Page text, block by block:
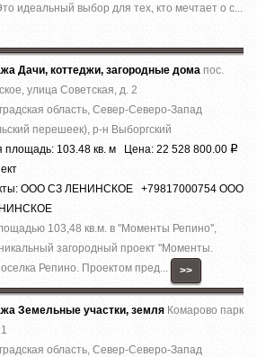
идеальный выбор для тех, кто мечтает о с...
Дачи, коттеджи, загородные дома пос.
улица Советская, д. 2
область, Север-Северо-Запад
перешеек), р-н Выборгский
103.48 кв. м Цена: 22 528 800.00 Р
ООО СЗ ЛЕНИНСКОЕ +79817000754 ООО
103,48 кв.м. в ''Моменты Репино'',
загородный проект ''Моменты.
Репино. Проектом пред...
>>
Земельные участки, земля Комарово парк
область, Север-Северо-Запад